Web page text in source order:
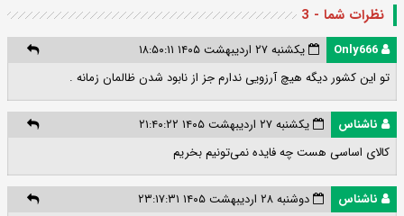
نظرات شما - 3
یکشنبه ۲۷ اردیبهشت ۱۴۰۵ ۱۸:۵۰:۱۱
تو این کشور دیگه هیچ آرزویی ندارم جز از نابود شدن ظالمان زمانه .
ناشناس
یکشنبه ۲۷ اردیبهشت ۱۴۰۵ ۲۱:۴۰:۲۲
کالای اساسی هست چه فایده نمی‌تونیم بخریم
ناشناس
دوشنبه ۲۸ اردیبهشت ۱۴۰۵ ۲۳:۱۷:۳۱